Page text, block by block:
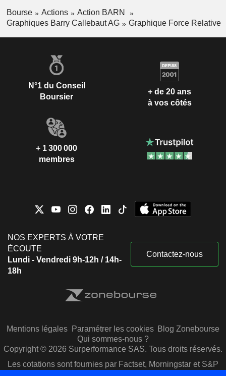
Bourse Actions
Action BARN
Graphiques Barry Callebaut AG
Graphique Force Relative
N°1 du Conseil
Boursier
+ de 20 ans
à vos côtés
+ 1 300 000
membres
NOS EXPERTS À VOTRE
ÉCOUTE
Lundi - Vendredi 9h-12h / 14h-
18h
Contactez-nous
Mentions légales Paramétrer les cookies Blog Zonebourse
Qui sommes-nous ?
Copyright © 2026 Surperformance SAS. Tous droits réservés.
Les cotations sont fournies par Factset, Morningstar et S&P